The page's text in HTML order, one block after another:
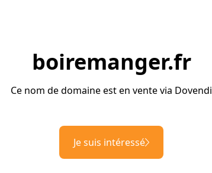
boiremanger.fr
Ce nom de domaine est en vente via Dovendi
Je suis intéressé